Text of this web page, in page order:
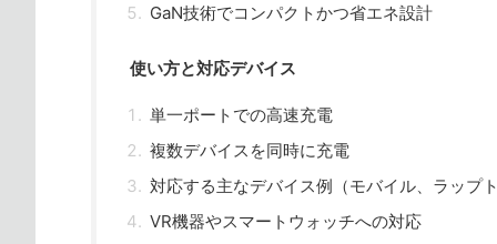
GaN技術でコンパクトかつ省エネ設計
使い方と対応デバイス
単一ポートでの高速充電
複数デバイスを同時に充電
対応する主なデバイス例（モバイル、ラップト
VR機器やスマートウォッチへの対応